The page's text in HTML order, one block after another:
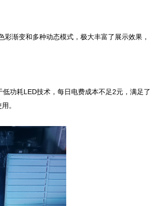
渐变和多种动态模式，极大丰富了展示效果，
功耗LED技术，每日电费成本不足2元，满足了
。